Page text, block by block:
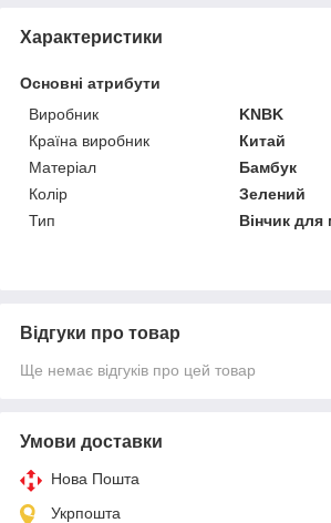
Характеристики
Основні атрибути
Виробник
KNBK
Країна виробник
Китай
Матеріал
Бамбук
Колір
Зелений
Тип
Вінчик для
Відгуки про товар
Ще немає відгуків про цей товар
Умови доставки
Нова Пошта
Укрпошта